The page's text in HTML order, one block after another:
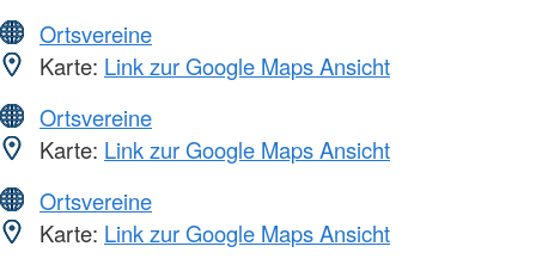
Ortsvereine
Karte: Link zur Google Maps Ansicht
Ortsvereine
Karte: Link zur Google Maps Ansicht
Ortsvereine
Karte: Link zur Google Maps Ansicht